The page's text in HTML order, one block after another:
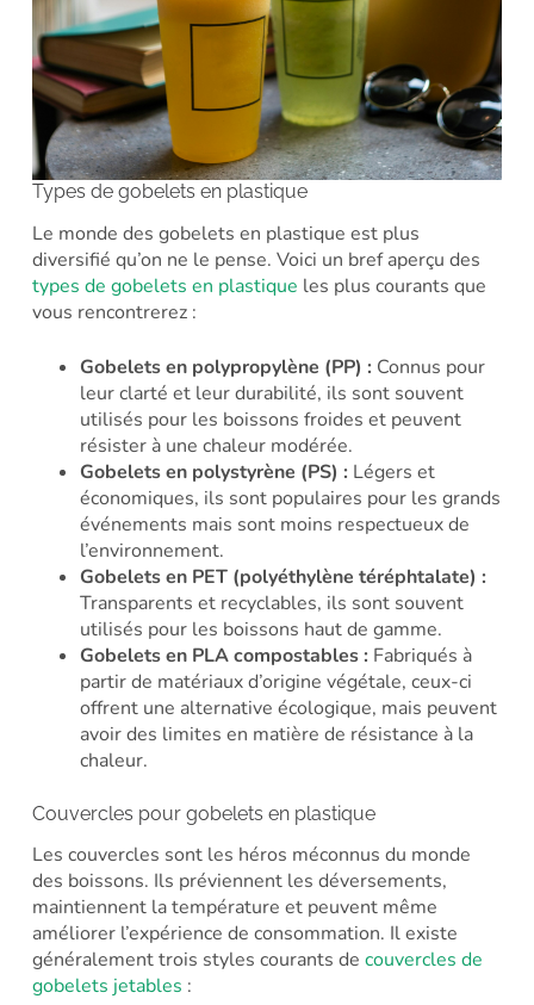
Types de gobelets en plastique
Le monde des gobelets en plastique est plus
diversifié qu’on ne le pense. Voici un bref aperçu des
types de gobelets en plastique les plus courants que
vous rencontrerez :
Gobelets en polypropylène (PP) : Connus pour
leur clarté et leur durabilité, ils sont souvent
utilisés pour les boissons froides et peuvent
résister à une chaleur modérée.
Gobelets en polystyrène (PS) : Légers et
économiques, ils sont populaires pour les grands
événements mais sont moins respectueux de
l’environnement.
Gobelets en PET (polyéthylène téréphtalate) :
Transparents et recyclables, ils sont souvent
utilisés pour les boissons haut de gamme.
Gobelets en PLA compostables : Fabriqués à
partir de matériaux d’origine végétale, ceux-ci
offrent une alternative écologique, mais peuvent
avoir des limites en matière de résistance à la
chaleur.
Couvercles pour gobelets en plastique
Les couvercles sont les héros méconnus du monde
des boissons. Ils préviennent les déversements,
maintiennent la température et peuvent même
améliorer l’expérience de consommation. Il existe
généralement trois styles courants de couvercles de
gobelets jetables :